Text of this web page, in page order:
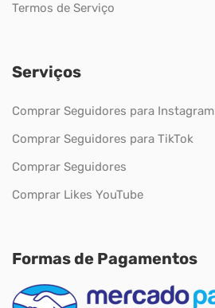
Termos de Serviço
Serviços
Comprar Seguidores para Instagram
Comprar Seguidores para TikTok
Comprar Seguidores
Comprar Likes YouTube
Formas de Pagamentos